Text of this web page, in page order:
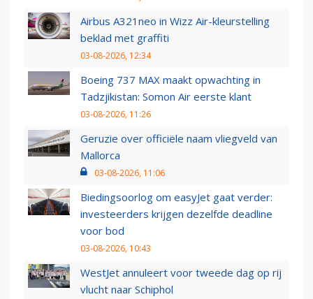
Airbus A321neo in Wizz Air-kleurstelling
beklad met graffiti
03-08-2026, 12:34
Boeing 737 MAX maakt opwachting in
Tadzjikistan: Somon Air eerste klant
03-08-2026, 11:26
Geruzie over officiële naam vliegveld van
Mallorca
03-08-2026, 11:06
Biedingsoorlog om easyJet gaat verder:
investeerders krijgen dezelfde deadline
voor bod
03-08-2026, 10:43
WestJet annuleert voor tweede dag op rij
vlucht naar Schiphol